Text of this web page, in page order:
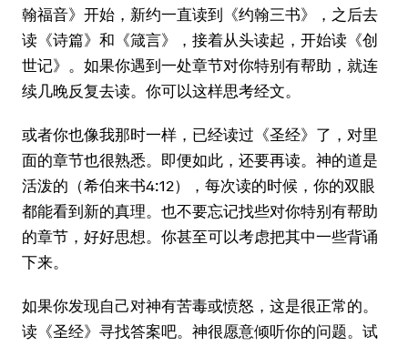
翰福音》开始，新约一直读到《约翰三书》，之后去
读《诗篇》和《箴言》，接着从头读起，开始读《创
世记》。如果你遇到一处章节对你特别有帮助，就连
续几晚反复去读。你可以这样思考经文。
或者你也像我那时一样，已经读过《圣经》了，对里
面的章节也很熟悉。即便如此，还要再读。神的道是
活泼的（希伯来书4:12），每次读的时候，你的双眼
都能看到新的真理。也不要忘记找些对你特别有帮助
的章节，好好思想。你甚至可以考虑把其中一些背诵
下来。
如果你发现自己对神有苦毒或愤怒，这是很正常的。
读《圣经》寻找答案吧。神很愿意倾听你的问题。试